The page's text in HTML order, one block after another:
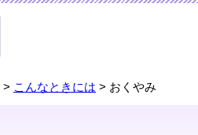
> こんなときには > おくやみ